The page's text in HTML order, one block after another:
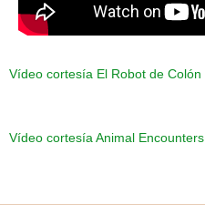
Vídeo cortesía El Robot de Colón
Vídeo cortesía Animal Encounters